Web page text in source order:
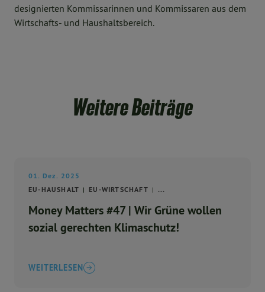
designierten Kommissarinnen und Kommissaren aus dem
Wirtschafts- und Haushaltsbereich.
Weitere Beiträge
01. Dez. 2025
EU-HAUSHALT
EU-WIRTSCHAFT ...
Money Matters #47 | Wir Grüne wollen
sozial gerechten Klimaschutz!
WEITERLESEN